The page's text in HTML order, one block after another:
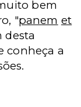
bem
"panem et
desta
conheça a